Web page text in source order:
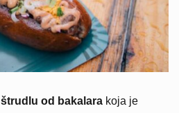
štrudlu od bakalara koja je